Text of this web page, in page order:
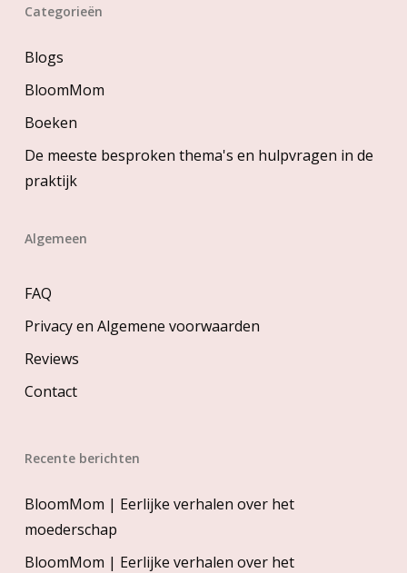
Categorieën
Blogs
BloomMom
Boeken
De meeste besproken thema's en hulpvragen in de
praktijk
Algemeen
FAQ
Privacy en Algemene voorwaarden
Reviews
Contact
Recente berichten
BloomMom | Eerlijke verhalen over het
moederschap
BloomMom | Eerlijke verhalen over het